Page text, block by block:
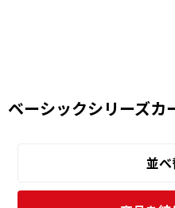
ベーシックシリーズカ
並